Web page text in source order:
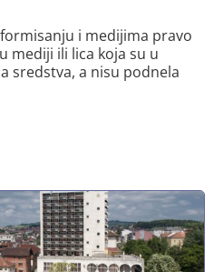
i medijima pravo
mediji ili lica koja su u
sredstva, a nisu podnela